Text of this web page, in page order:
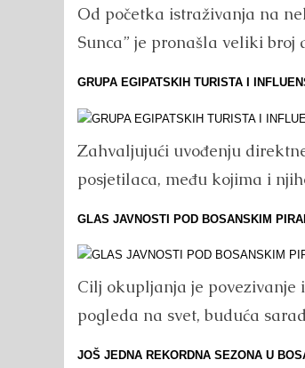
Od početka istraživanja na
Sunca” je pronašla veliki
GRUPA EGIPATSKIH TURISTA I
Zahvaljujući uvođenju
posjetilaca, među kojima i
GLAS JAVNOSTI POD BOSANSKIM
Cilj okupljanja je
pogleda na svet, buduća
JOŠ JEDNA REKORDNA SEZONA U